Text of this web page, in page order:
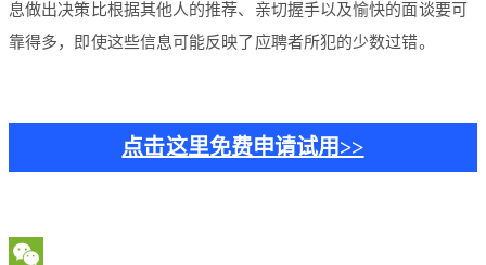
息做出决策比根据其他人的推荐、亲切握手以及愉快的面谈要可
靠得多，即使这些信息可能反映了应聘者所犯的少数过错。
点击这里免费申请试用>>